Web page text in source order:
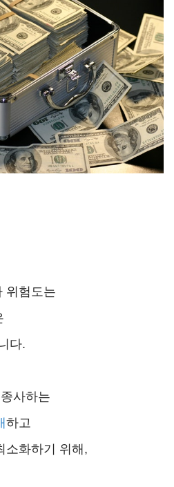
위험도는
다.
사하는
하고
소화하기 위해,